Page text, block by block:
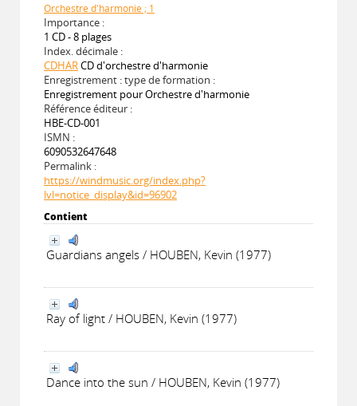
Orchestre d'harmonie ; 1
Importance :
1 CD - 8 plages
Index. décimale :
CDHARCD d'orchestre d'harmonie
Enregistrement : type de formation :
Enregistrement pour Orchestre d'harmonie
Référence éditeur :
HBE-CD-001
ISMN :
6090532647648
Permalink :
https://windmusic.org/index.php?
lvl=notice_display&id=96902
Contient
Guardians angels / HOUBEN, Kevin (1977)
Ray of light / HOUBEN, Kevin (1977)
Dance into the sun / HOUBEN, Kevin (1977)